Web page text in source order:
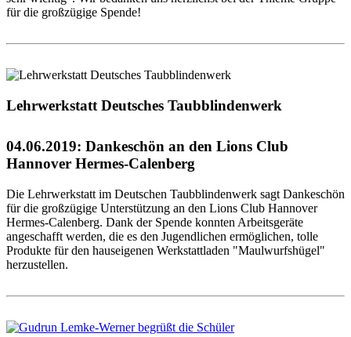
für die großzügige Spende!
Lehrwerkstatt Deutsches Taubblindenwerk
04.06.2019: Dankeschön an den Lions Club
Hannover Hermes-Calenberg
Die Lehrwerkstatt im Deutschen Taubblindenwerk sagt Dankeschön
für die großzügige Unterstützung an den Lions Club Hannover
Hermes-Calenberg. Dank der Spende konnten Arbeitsgeräte
angeschafft werden, die es den Jugendlichen ermöglichen, tolle
Produkte für den hauseigenen Werkstattladen "Maulwurfshügel"
herzustellen.